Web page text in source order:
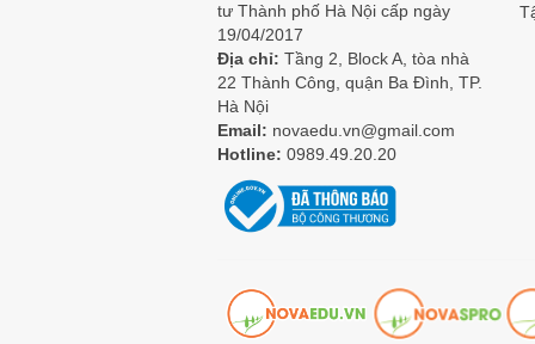
tư Thành phố Hà Nội cấp ngày
19/04/2017
Địa chỉ: Tầng 2, Block A, tòa nhà
22 Thành Công, quận Ba Đình, TP.
Hà Nội
Email: novaedu.vn@gmail.com
Hotline: 0989.49.20.20